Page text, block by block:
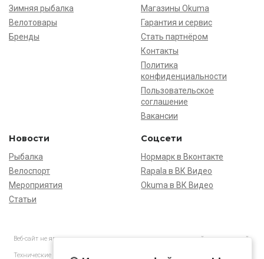
Зимняя рыбалка
Велотовары
Бренды
Магазины Okuma
Гарантия и сервис
Стать партнёром
Контакты
Политика
конфиденциальности
Пользовательское
соглашение
Вакансии
Новости
Рыбалка
Велоспорт
Мероприятия
Статьи
Соцсети
Нормарк в Вконтакте
Rapala в ВК Видео
Okuma в ВК Видео
Веб-сайт не является основанием для предъявления претензий и рекламаций,
Технические характеристики товаров могут отличаться от указанных на сайте.